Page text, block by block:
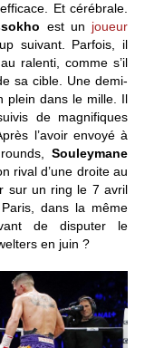
Et cérébrale.
est un joueur
suivant. Parfois, il
ralenti, comme s’il
sa cible. Une demi-
plein dans le mille. Il
de magnifiques
l’avoir envoyé à
Souleymane
rival d’une droite au
sur un ring le 7 avril
dans la même
de disputer le
en juin ?